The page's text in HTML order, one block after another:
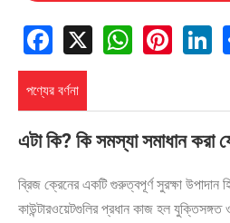
Facebook
X WhatsAppPinterest
পণ্যের বর্ণনা
এটা কি? কি সমস্যা সমাধান করা
ব্রিজ ক্রেনের একটি গুরুত্বপূর্ণ সুরক্ষা উপাদান
কাউন্টারওয়েটগুলির প্রধান কাজ হল যুক্তিসঙ্গত